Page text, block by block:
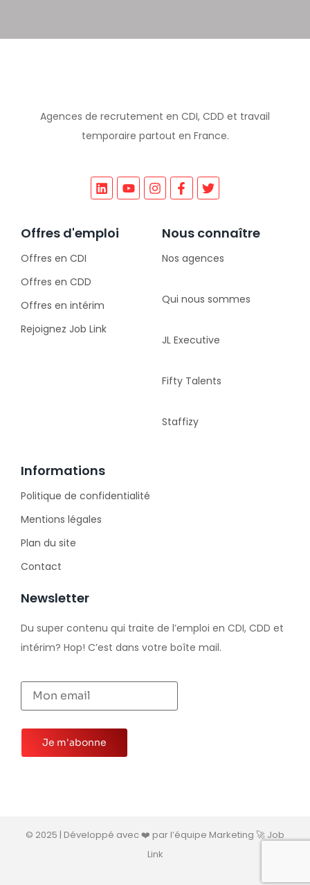
Agences de recrutement en CDI, CDD et travail
temporaire partout en France.
Offres d'emploi
Offres en CDI
Offres en CDD
Offres en intérim
Rejoignez Job Link
Nous connaître
Nos agences
Qui nous sommes
JL Executive
Fifty Talents
Staffizy
Informations
Politique de confidentialité
Mentions légales
Plan du site
Contact
Newsletter
Du super contenu qui traite de l’emploi en CDI, CDD et
intérim? Hop! C’est dans votre boîte mail.
© 2025 | Développé avec ❤️ par l’équipe Marketing 🚀 Job
Link